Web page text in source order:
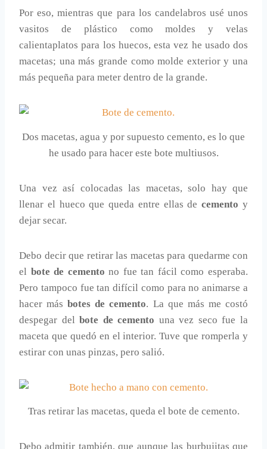
Por eso, mientras que para los candelabros usé unos
vasitos de plástico como moldes y velas
calientaplatos para los huecos, esta vez he usado dos
macetas; una más grande como molde exterior y una
más pequeña para meter dentro de la grande.
Dos macetas, agua y por supuesto cemento, es lo que
he usado para hacer este bote multiusos.
Una vez así colocadas las macetas, solo hay que
llenar el hueco que queda entre ellas decemento y
dejar secar.
Debo decir que retirar las macetas para quedarme con
el bote de cemento no fue tan fácil como esperaba.
Pero tampoco fue tan difícil como para no animarse a
hacer másbotes de cemento. La que más me costó
despegar delbote de cemento una vez seco fue la
maceta que quedó en el interior. Tuve que romperla y
estirar con unas pinzas, pero salió.
Tras retirar las macetas, queda el bote de cemento.
Debo admitir también, que aunque las burbujitas que